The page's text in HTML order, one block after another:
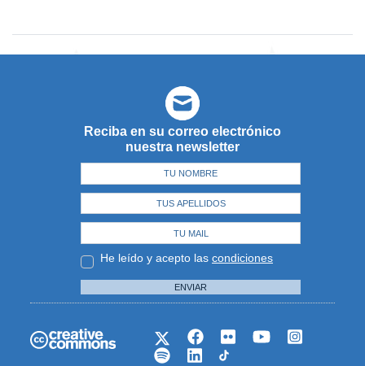
Reciba en su correo electrónico
nuestra newsletter
He leído y acepto las condiciones
ENVIAR